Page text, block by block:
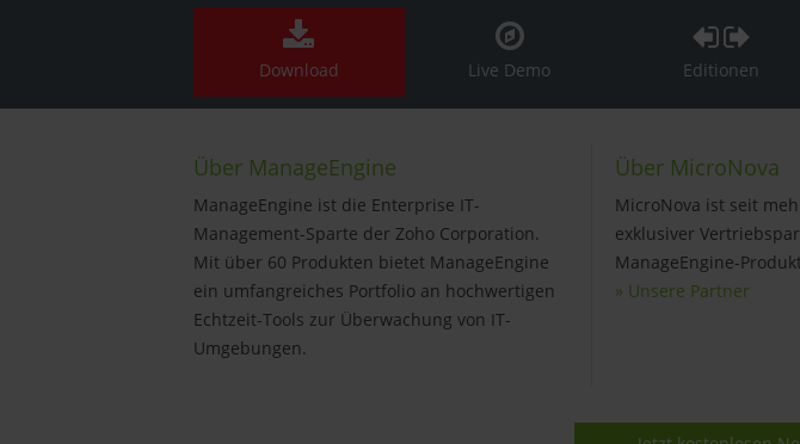
Download Live Demo Editionen
Über ManageEngine
ManageEngine ist die Enterprise IT-
Management-Sparte der Zoho Corporation.
Mit über 60 Produkten bietet ManageEngine
ein umfangreiches Portfolio an hochwertigen
Echtzeit-Tools zur Überwachung von IT-
Umgebungen.
Über MicroNova
MicroNova ist seit
exklusiver
ManageEngine-
» Unsere Partner